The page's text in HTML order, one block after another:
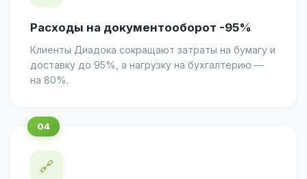
Расходы на документооборот -95%
Клиенты Диадока сокращают затраты на бумагу и
доставку до 95%, а нагрузку на бухгалтерию —
на 80%.
🔗